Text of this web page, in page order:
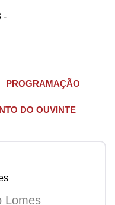
PROGRAMAÇÃO
DO OUVINTE
Lomes